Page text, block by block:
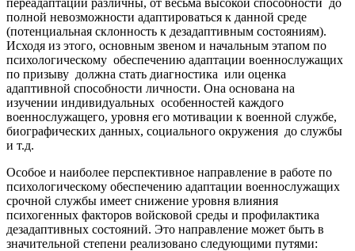
переадаптации различны, от весьма высокой способности до
полной невозможности адаптироваться к данной среде
(потенциальная склонность к дезадаптивным состояниям).
Исходя из этого, основным звеном и начальным этапом по
психологическому обеспечению адаптации военнослужащих
по призыву должна стать диагностика или оценка
адаптивной способности личности. Она основана на
изучении индивидуальных особенностей каждого
военнослужащего, уровня его мотивации к военной службе,
биографических данных, социального окружения до службы
и т.д.
Особое и наиболее перспективное направление в работе по
психологическому обеспечению адаптации военнослужащих
срочной службы имеет снижение уровня влияния
психогенных факторов войсковой среды и профилактика
дезадаптивных состояний. Это направление может быть в
значительной степени реализовано следующими путями: